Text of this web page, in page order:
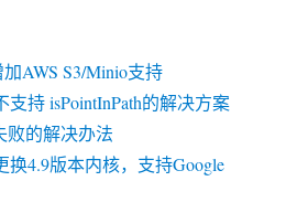
AWS S3/Minio支持
支持 isPointInPath的解决方案
败的解决办法
换4.9版本内核，支持Google